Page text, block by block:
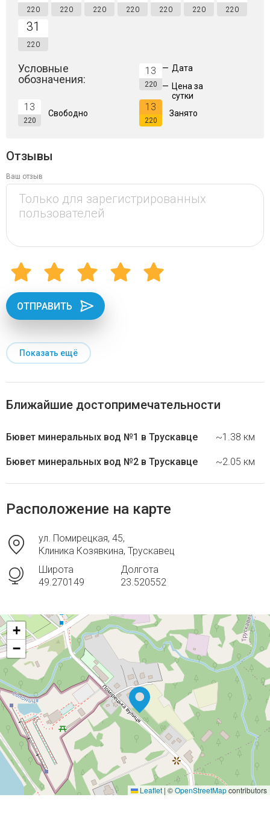
220 220 220 220 220 220 220
31
220
Условные
обозначения:
13
220
— Дата
— Цена за
сутки
13
220
Свободно
13
220
Занято
Отзывы
Ваш отзыв
ОТПРАВИТЬ
Показать ещё
Ближайшие достопримечательности
Бювет минеральных вод №1 в Трускавце ~1.38 км
Бювет минеральных вод №2 в Трускавце ~2.05 км
Расположение на карте
ул. Помирецкая, 45,
Клиника Козявкина, Трускавец
Широта
49.270149
Долгота
23.520552
+
−
Leaflet | ©OpenStreetMapcontributors